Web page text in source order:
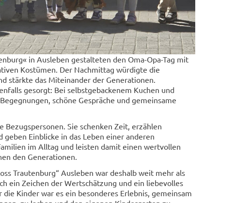
in Ausleben gestalteten den Oma-Opa-Tag mit
Kostümen. Der Nachmittag würdigte die
stärkte das Miteinander der Generationen.
gesorgt: Bei selbstgebackenem Kuchen und
schöne Gespräche und gemeinsame
Sie schenken Zeit, erzählen
Einblicke in das Leben einer anderen
im Alltag und leisten damit einen wertvollen
den Generationen.
Trautenburg“ Ausleben war deshalb weit mehr als
ein Zeichen der Wertschätzung und ein liebevolles
Kinder war es ein besonderes Erlebnis, gemeinsam